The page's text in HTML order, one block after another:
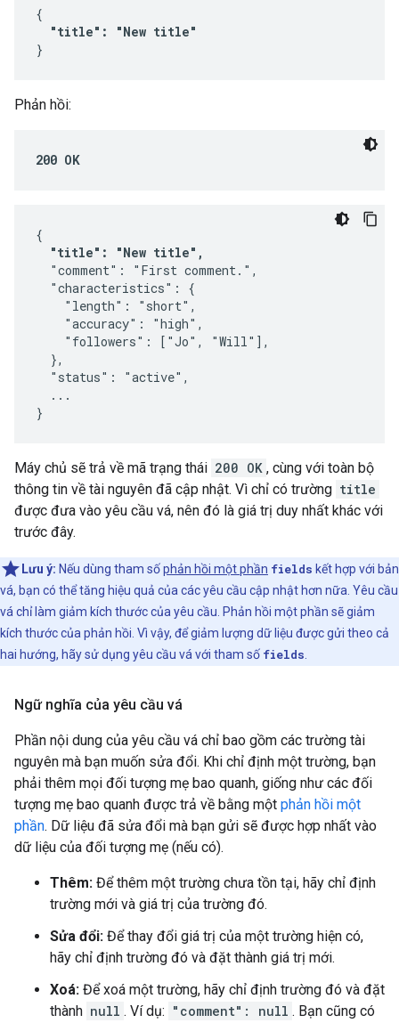
{
"title": "New title"
}
Phản hồi:
200 OK
{
"title": "New title",
  "comment": "First comment.",
  "characteristics": {
    "length": "short",
    "accuracy": "high",
    "followers": ["Jo", "Will"],
  },
  "status": "active",
  ...
}
Máy chủ sẽ trả về mã trạng thái 200 OK , cùng với toàn bộ
thông tin về tài nguyên đã cập nhật. Vì chỉ có trường title
được đưa vào yêu cầu vá, nên đó là giá trị duy nhất khác với
trước đây.
Lưu ý: Nếu dùng tham sốphản hồi một phần fields kết hợp với bản
vá, bạn có thể tăng hiệu quả của các yêu cầu cập nhật hơn nữa. Yêu cầu
vá chỉ làm giảm kích thước của yêu cầu. Phản hồi một phần sẽ giảm
kích thước của phản hồi. Vì vậy, để giảm lượng dữ liệu được gửi theo cả
hai hướng, hãy sử dụng yêu cầu vá với tham số fields
Ngữ nghĩa của yêu cầu vá
Phần nội dung của yêu cầu vá chỉ bao gồm các trường tài
nguyên mà bạn muốn sửa đổi. Khi chỉ định một trường, bạn
phải thêm mọi đối tượng mẹ bao quanh, giống như các đối
tượng mẹ bao quanh được trả về bằng một phản hồi một
phần. Dữ liệu đã sửa đổi mà bạn gửi sẽ được hợp nhất vào
dữ liệu của đối tượng mẹ (nếu có).
Thêm: Để thêm một trường chưa tồn tại, hãy chỉ định
trường mới và giá trị của trường đó.
Sửa đổi: Để thay đổi giá trị của một trường hiện có,
hãy chỉ định trường đó và đặt thành giá trị mới.
Xoá: Để xoá một trường, hãy chỉ định trường đó và đặt
thành null . Ví dụ: "comment": null . Bạn cũng có